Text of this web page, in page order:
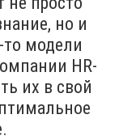
но и
то модели
HR-
их в свой